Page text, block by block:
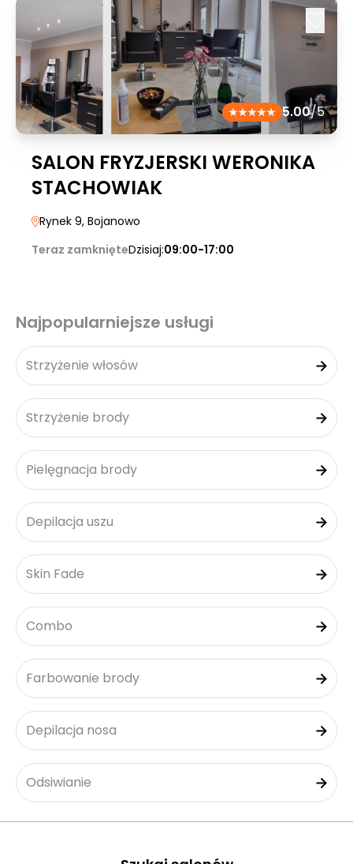
5.00/5
SALON FRYZJERSKI WERONIKA
STACHOWIAK
Rynek 9, Bojanowo
Teraz zamknięteDzisiaj:09:00-17:00
Najpopularniejsze usługi
Strzyżenie włosów
Strzyżenie brody
Pielęgnacja brody
Depilacja uszu
Skin Fade
Combo
Farbowanie brody
Depilacja nosa
Odsiwianie